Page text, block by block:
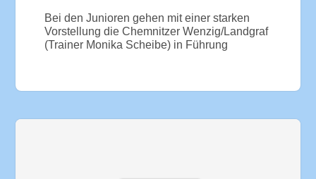
Bei den Junioren gehen mit einer starken
Vorstellung die Chemnitzer Wenzig/Landgraf
(Trainer Monika Scheibe) in Führung